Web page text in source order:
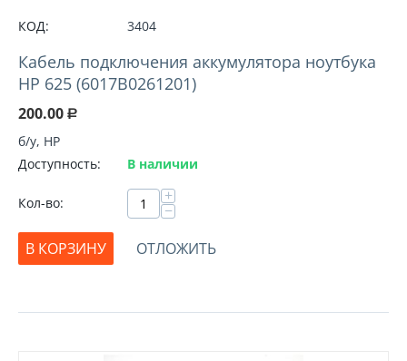
КОД: 3404
Кабель подключения аккумулятора ноутбука
HP 625 (6017B0261201)
200.00 Р
б/у, HP
Доступность:
В наличии
Кол-во: +
−
В КОРЗИНУ
ОТЛОЖИТЬ